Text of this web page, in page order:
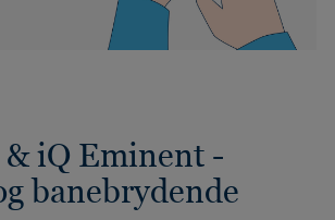
iQ Eminent -
banebrydende